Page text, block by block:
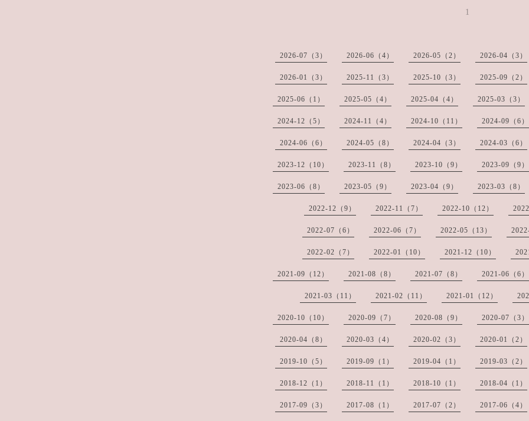
1
2026-07（3） 2026-06（4） 2026-05（2） 2026-04（3）
2026-01（3） 2025-11（3） 2025-10（3） 2025-09（2）
2025-06（1） 2025-05（4） 2025-04（4） 2025-03（3）
2024-12（5） 2024-11（4） 2024-10（11） 2024-09（6）
2024-06（6） 2024-05（8） 2024-04（3） 2024-03（6）
2023-12（10） 2023-11（8） 2023-10（9） 2023-09（9）
2023-06（8） 2023-05（9） 2023-04（9） 2023-03（8）
2022-12（9） 2022-11（7） 2022-10（12）
2022-07（6） 2022-06（7） 2022-05（13）
2022-02（7） 2022-01（10） 2021-12（10）
2021-09（12） 2021-08（8） 2021-07（8） 2021-06（6）
2021-03（11） 2021-02（11） 2021-01（12）
2020-10（10） 2020-09（7） 2020-08（9） 2020-07（3）
2020-04（8） 2020-03（4） 2020-02（3） 2020-01（2）
2019-10（5） 2019-09（1） 2019-04（1） 2019-03（2）
2018-12（1） 2018-11（1） 2018-10（1） 2018-04（1）
2017-09（3） 2017-08（1） 2017-07（2） 2017-06（4）